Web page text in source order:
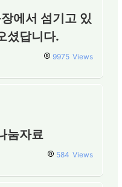
에서 섬기고 있
셨답니다.
9975 Views
눔자료
584 Views